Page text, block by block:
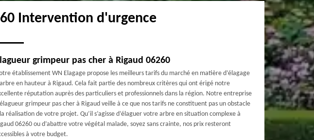
Intervention d'urgence
grimpeur pas cher à Rigaud 06260
établissement WN Elagage propose les meilleurs tarifs du marché en matière d’élagage
en hauteur à Rigaud. Cela fait partie des nombreux critères qui ont érigé notre
réputation auprès des particuliers et professionnels dans la région. Notre entreprise
grimpeur pas cher à Rigaud veille à ce que nos tarifs ne constituent pas un obstacle
réalisation de votre projet. Qu’il s’agisse d’élaguer votre arbre en situation complexe à
06260 ou d’abattre votre végétal malade, soyez sans crainte, nos prix resteront
à votre budget.